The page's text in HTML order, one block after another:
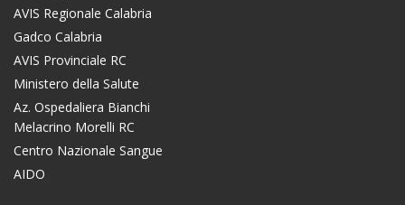
AVIS Regionale Calabria
Gadco Calabria
AVIS Provinciale RC
Ministero della Salute
Az. Ospedaliera Bianchi
Melacrino Morelli RC
Centro Nazionale Sangue
AIDO